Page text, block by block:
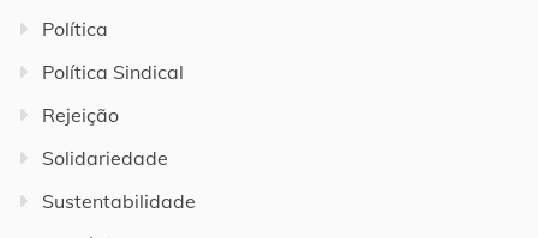
Política
Política Sindical
Rejeição
Solidariedade
Sustentabilidade